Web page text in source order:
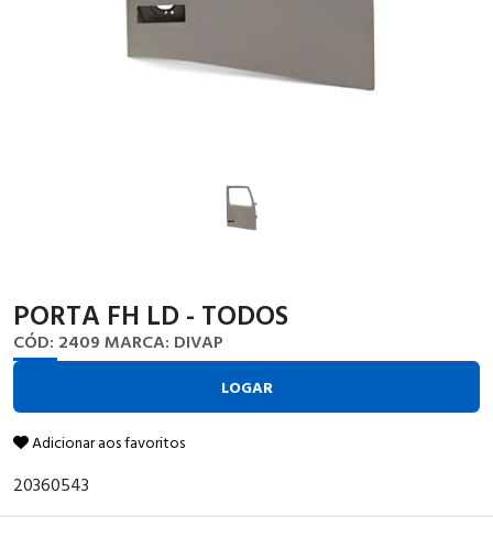
PORTA FH LD - TODOS
CÓD: 2409 MARCA: DIVAP
LOGAR
Adicionar aos favoritos
20360543